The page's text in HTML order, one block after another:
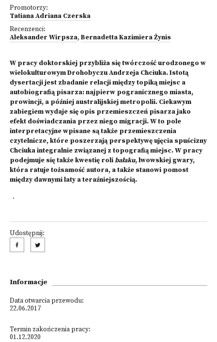
Promotorzy:
Tatiana Adriana Czerska
Recenzenci:
Aleksander Wirpsza, Bernadetta Kazimiera Żynis
W pracy doktorskiej przybliża się twórczość urodzonego w
wielokulturowym Drohobyczu Andrzeja Chciuka. Istotą
dysertacji jest zbadanie relacji między topiką miejsc a
autobiografią pisarza: najpierw pogranicznego miasta,
prowincji, a później australijskiej metropolii. Ciekawym
zabiegiem wydaje się opis przemieszczeń pisarza jako
efekt doświadczania przez niego migracji. W to pole
interpretacyjne wpisane są także przemieszczenia
czytelnicze, które poszerzają perspektywę ujęcia spuścizny
Chciuka integralnie związanej z topografią miejsc. W pracy
podejmuje się także kwestię rolibałaku, lwowskiej gwary,
która ratuje tożsamość autora, a także stanowi pomost
między dawnymi laty a teraźniejszością.
.
Udostępnij:
Informacje
Data otwarcia przewodu:
22.06.2017
Termin zakończenia pracy:
01.12.2020